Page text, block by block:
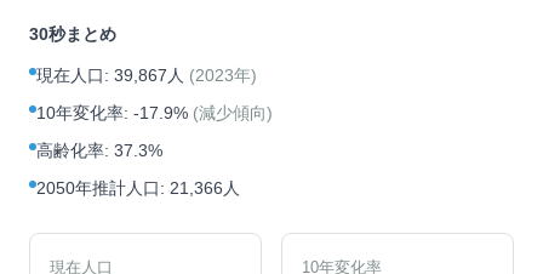
30秒まとめ
現在人口: 39,867人 (2023年)
10年変化率: -17.9% (減少傾向)
高齢化率: 37.3%
2050年推計人口: 21,366人
現在人口 10年変化率